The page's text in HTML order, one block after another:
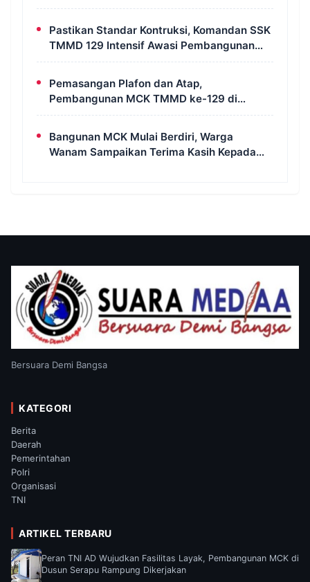
Selatan
Pastikan Standar Kontruksi, Komandan SSK
TMMD 129 Intensif Awasi Pembangunan
MCK di Wanam
Pemasangan Plafon dan Atap,
Pembangunan MCK TMMD ke-129 di
Kampung Wanam Hampir Rampung
Bangunan MCK Mulai Berdiri, Warga
Wanam Sampaikan Terima Kasih Kepada
Bersuara Demi Bangsa
KATEGORI
Berita
Daerah
Pemerintahan
Polri
Organisasi
TNI
ARTIKEL TERBARU
Peran TNI AD Wujudkan Fasilitas Layak, Pembangunan MCK di
Dusun Serapu Rampung Dikerjakan